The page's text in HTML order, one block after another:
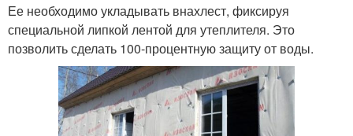
Ее необходимо укладывать внахлест, фиксируя
специальной липкой лентой для утеплителя. Это
позволить сделать 100-процентную защиту от воды.